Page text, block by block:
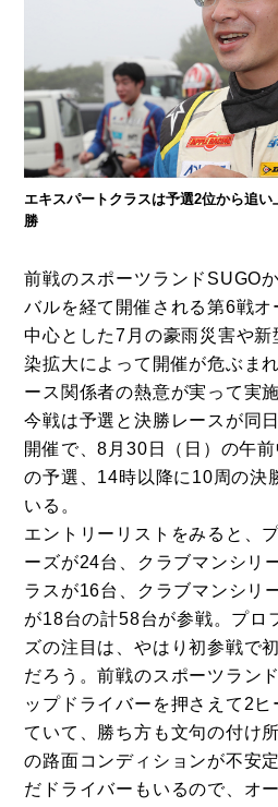
エキスパートクラスは予選2位から追
勝
前戦のスポーツランドSUGO
バルを経て開催される第6戦
中心とした7月の豪雨災害や
染拡大によって開催が危ぶま
ース関係者の熱意が実って実
今戦は予選と決勝レースが同
開催で、8月30日（日）の午
の予選、14時以降に10周の決
いる。
エントリーリストをみると、
ーズが24台、クラブマンシリ
ラスが16台、クラブマンシリ
が18台の計58台が参戦。プロ
ズの注目は、やはり初参戦で
だろう。前戦のスポーツラン
ップドライバーを押さえて2
ていて、勝ち方も文句の付け
の路面コンディションが不安
だドライバーもいるので、オ